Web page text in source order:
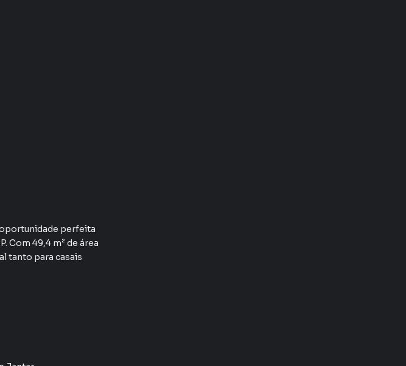
perfeita
Com 49,4 m² de área
tanto para casais
e
integrada à